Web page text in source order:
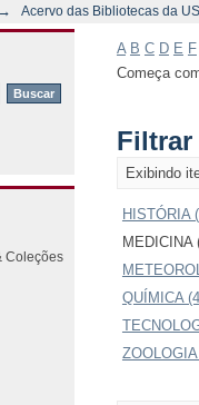
→ Acervo das Bibliotecas da
A B C D E F
Começa
Exibindo
HISTÓRIA
MEDICINA
QUÍMICA
Coleções